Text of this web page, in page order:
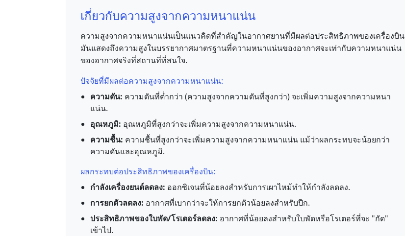
เกี่ยวกับความสูงจากความหนาแน่น
ความสูงจากความหนาแน่นเป็นแนวคิดที่สำคัญในอากาศยานที่มีผลต่อประสิทธิภาพของเครื่องบิน
มันแสดงถึงความสูงในบรรยากาศมาตรฐานที่ความหนาแน่นของอากาศจะเท่ากับความหนาแน่น
ของอากาศจริงที่สถานที่ที่สนใจ.
ปัจจัยที่มีผลต่อความสูงจากความหนาแน่น:
ความดัน: ความดันที่ต่ำกว่า (ความสูงจากความดันที่สูงกว่า) จะเพิ่มความสูงจากความหนา
แน่น.
อุณหภูมิ: อุณหภูมิที่สูงกว่าจะเพิ่มความสูงจากความหนาแน่น.
ความชื้น: ความชื้นที่สูงกว่าจะเพิ่มความสูงจากความหนาแน่น แม้ว่าผลกระทบจะน้อยกว่า
ความดันและอุณหภูมิ.
ผลกระทบต่อประสิทธิภาพของเครื่องบิน:
กำลังเครื่องยนต์ลดลง: ออกซิเจนที่น้อยลงสำหรับการเผาไหม้ทำให้กำลังลดลง.
การยกตัวลดลง: อากาศที่เบากว่าจะให้การยกตัวน้อยลงสำหรับปีก.
ประสิทธิภาพของใบพัด/โรเตอร์ลดลง: อากาศที่น้อยลงสำหรับใบพัดหรือโรเตอร์ที่จะ "กัด"
เข้าไป.